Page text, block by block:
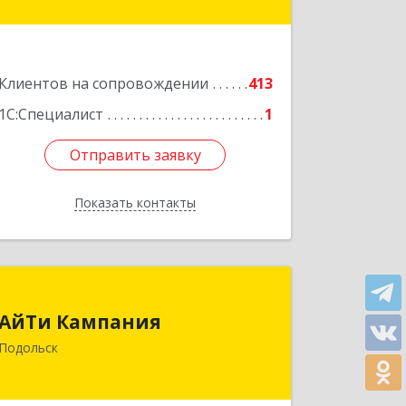
Клиентов на сопровождении
413
1С:Специалист
1
Отправить заявку
Показать контакты
Подробнее
Отправить заявку
Назад
Кампания
Подольск
Комсомольская ул, дом № 59, пом.1,